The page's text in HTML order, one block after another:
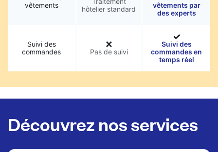
vêtements
hôtelier standard
vêtements par
des experts
Suivi des
commandes
Pas de suivi
Suivi des
commandes en
temps réel
Découvrez nos services